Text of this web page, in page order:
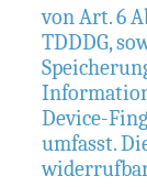
von Art. 6
TDDDG,
Device-
umfasst.